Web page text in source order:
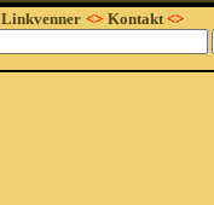
Linkvenner <> Kontakt<>